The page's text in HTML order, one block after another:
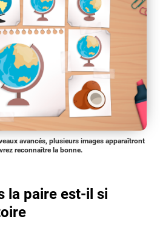
avancés, plusieurs images apparaîtront
reconnaître la bonne.
la paire est-il si